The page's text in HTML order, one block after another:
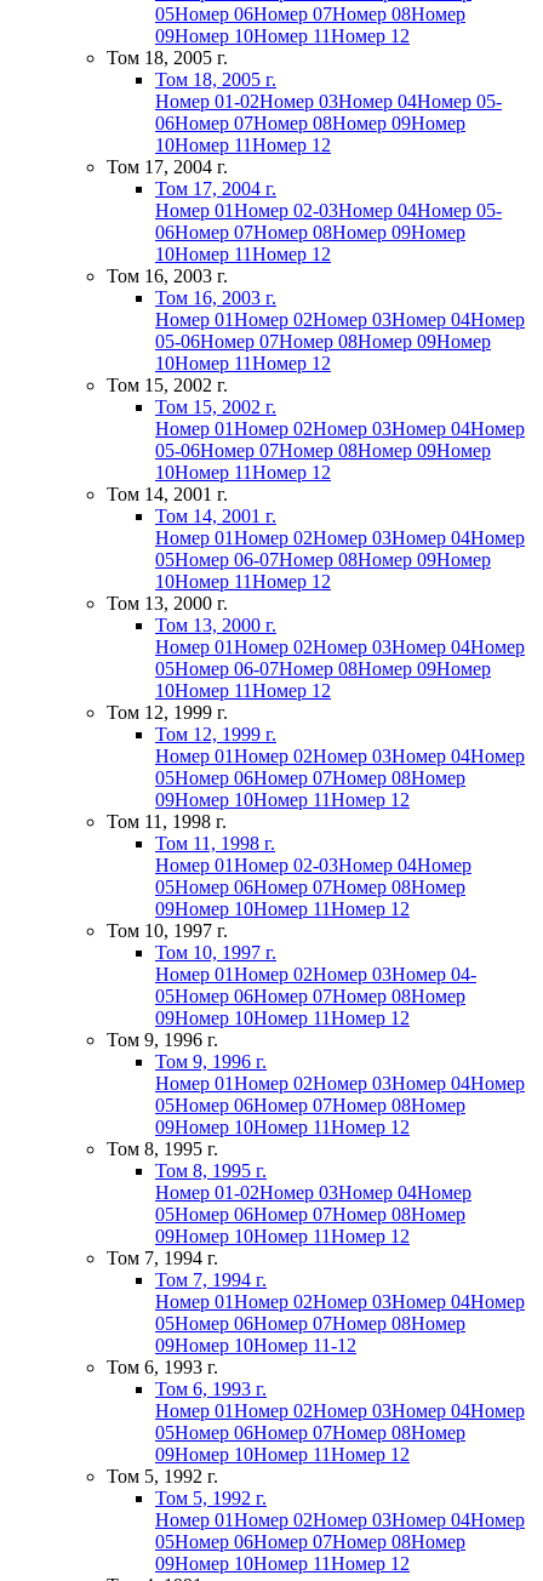
05Номер 06Номер 07Номер 08Номер
09Номер 10Номер 11Номер 12
Том 18, 2005 г.
Том 18, 2005 г.
Номер 01-02Номер 03Номер 04Номер 05-
06Номер 07Номер 08Номер 09Номер
10Номер 11Номер 12
Том 17, 2004 г.
Том 17, 2004 г.
Номер 01Номер 02-03Номер 04Номер 05-
06Номер 07Номер 08Номер 09Номер
10Номер 11Номер 12
Том 16, 2003 г.
Том 16, 2003 г.
Номер 01Номер 02Номер 03Номер 04Номер
05-06Номер 07Номер 08Номер 09Номер
10Номер 11Номер 12
Том 15, 2002 г.
Том 15, 2002 г.
Номер 01Номер 02Номер 03Номер 04Номер
05-06Номер 07Номер 08Номер 09Номер
10Номер 11Номер 12
Том 14, 2001 г.
Том 14, 2001 г.
Номер 01Номер 02Номер 03Номер 04Номер
05Номер 06-07Номер 08Номер 09Номер
10Номер 11Номер 12
Том 13, 2000 г.
Том 13, 2000 г.
Номер 01Номер 02Номер 03Номер 04Номер
05Номер 06-07Номер 08Номер 09Номер
10Номер 11Номер 12
Том 12, 1999 г.
Том 12, 1999 г.
Номер 01Номер 02Номер 03Номер 04Номер
05Номер 06Номер 07Номер 08Номер
09Номер 10Номер 11Номер 12
Том 11, 1998 г.
Том 11, 1998 г.
Номер 01Номер 02-03Номер 04Номер
05Номер 06Номер 07Номер 08Номер
09Номер 10Номер 11Номер 12
Том 10, 1997 г.
Том 10, 1997 г.
Номер 01Номер 02Номер 03Номер 04-
05Номер 06Номер 07Номер 08Номер
09Номер 10Номер 11Номер 12
Том 9, 1996 г.
Том 9, 1996 г.
Номер 01Номер 02Номер 03Номер 04Номер
05Номер 06Номер 07Номер 08Номер
09Номер 10Номер 11Номер 12
Том 8, 1995 г.
Том 8, 1995 г.
Номер 01-02Номер 03Номер 04Номер
05Номер 06Номер 07Номер 08Номер
09Номер 10Номер 11Номер 12
Том 7, 1994 г.
Том 7, 1994 г.
Номер 01Номер 02Номер 03Номер 04Номер
05Номер 06Номер 07Номер 08Номер
09Номер 10Номер 11-12
Том 6, 1993 г.
Том 6, 1993 г.
Номер 01Номер 02Номер 03Номер 04Номер
05Номер 06Номер 07Номер 08Номер
09Номер 10Номер 11Номер 12
Том 5, 1992 г.
Том 5, 1992 г.
Номер 01Номер 02Номер 03Номер 04Номер
05Номер 06Номер 07Номер 08Номер
09Номер 10Номер 11Номер 12